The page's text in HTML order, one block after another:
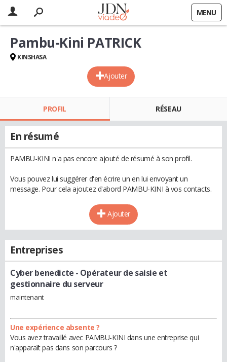
MENU
Ajouter
Pambu-Kini PATRICK
KINSHASA
PROFIL RÉSEAU
En résumé
PAMBU-KINI n'a pas encore ajouté de résumé à son profil.
Vous pouvez lui suggérer d'en écrire un en lui envoyant un
message. Pour cela ajoutez d'abord PAMBU-KINI à vos contacts.
Ajouter
Entreprises
Cyber benedicte - Opérateur de saisie et
gestionnaire du serveur
maintenant
Une expérience absente ?
Vous avez travaillé avec PAMBU-KINI dans une entreprise qui
n'apparaît pas dans son parcours ?